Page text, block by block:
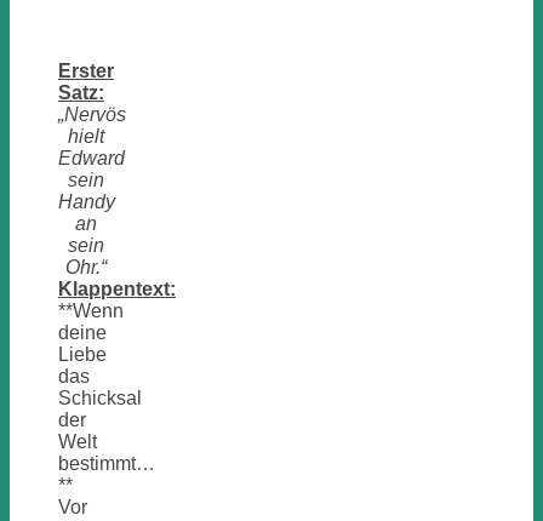
Erster
Satz:
„Nervös
hielt
Edward
sein
Handy
an
sein
Ohr.“
Klappentext:
**Wenn
deine
Liebe
das
Schicksal
der
Welt
bestimmt…
**
Vor